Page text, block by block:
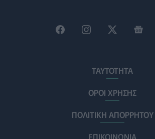
ΕΔΟΕΑΠ: Συστάσεις για τις
Πότε πρέπει να απευθυνθούμε στον
06/08/2026 - 14:17
Skin dysmorphia: Όταν η εμμονή με το
αποτελεί πρόβλημα ψυχικής υγείας
06/08/2026 - 14:00
ΤΑΥΤΟΤΗΤΑ
ΟΡΟΙ ΧΡΗΣΗΣ
ΠΟΛΙΤΙΚΗ ΑΠΟΡΡΗΤΟΥ
ΕΠΙΚΟΙΝΩΝΙΑ